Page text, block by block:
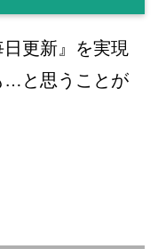
更新』を実現
…と思うことが